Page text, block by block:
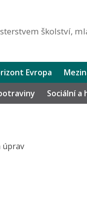
školství,
Evropa
Sociální a
úprav